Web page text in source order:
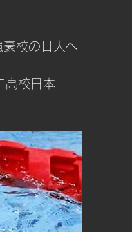
校の日大へ
高校日本一